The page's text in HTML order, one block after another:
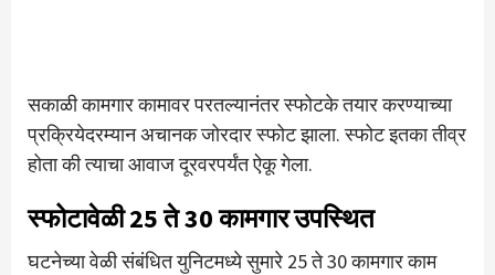
सकाळी कामगार कामावर परतल्यानंतर स्फोटके तयार करण्याच्या
प्रक्रियेदरम्यान अचानक जोरदार स्फोट झाला. स्फोट इतका तीव्र
होता की त्याचा आवाज दूरवरपर्यंत ऐकू गेला.
स्फोटावेळी 25 ते 30 कामगार उपस्थित
घटनेच्या वेळी संबंधित युनिटमध्ये सुमारे 25 ते 30 कामगार काम